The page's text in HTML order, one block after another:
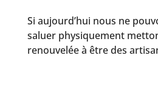
Si aujourd’hui nous ne
saluer physiquement
renouvelée à être des